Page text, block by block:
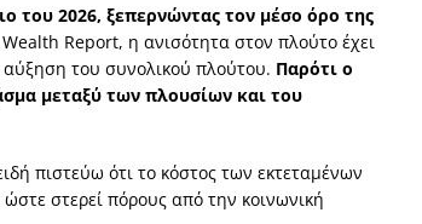
του 2026, ξεπερνώντας τον μέσο όρο της
Report, η ανισότητα στον πλούτο έχει
του συνολικού πλούτου. Παρότι ο
μεταξύ των πλουσίων και του
πιστεύω ότι το κόστος των εκτεταμένων
στερεί πόρους από την κοινωνική